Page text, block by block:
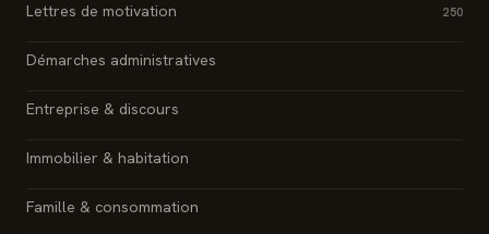
Lettres de motivation 250
Démarches administratives
Entreprise & discours
Immobilier & habitation
Famille & consommation